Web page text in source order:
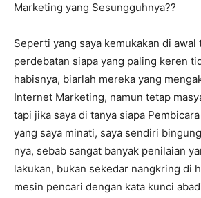
Marketing yang Sesungguhnya??
Seperti yang saya kemukakan di awal
perdebatan siapa yang paling keren
habisnya, biarlah mereka yang
Internet Marketing, namun tetap
tapi jika saya di tanya siapa
yang saya minati, saya sendiri
nya, sebab sangat banyak penilaian
lakukan, bukan sekedar nangkring di
mesin pencari dengan kata kunci